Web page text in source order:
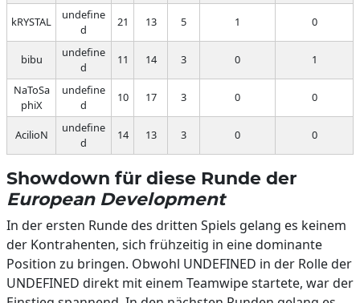
kRYSTAL
undefine
d
21 13 5 1 0
bibu
undefine
d
11 14 3 0 1
NaToSa
phiX
undefine
d
10 17 3 0 0
AcilioN
undefine
d
14 13 3 0 0
Showdown für diese Runde der
European Development
In der ersten Runde des dritten Spiels gelang es keinem
der Kontrahenten, sich frühzeitig in eine dominante
Position zu bringen. Obwohl UNDEFINED in der Rolle der
UNDEFINED direkt mit einem Teamwipe startete, war der